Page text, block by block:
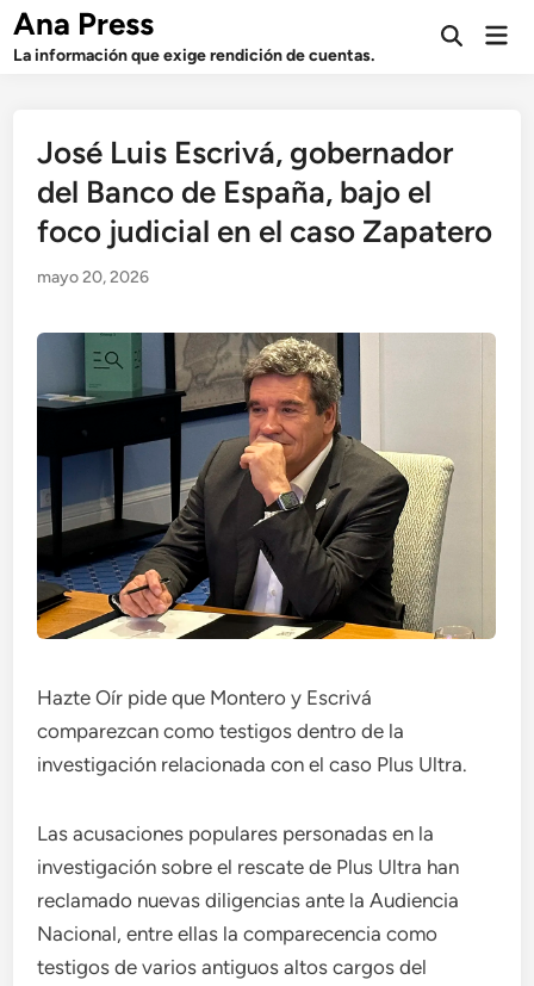
Saltar
contenido
Ana Press
La información que exige rendición de cuentas.
Abrir
José Luis Escrivá, gobernador
del Banco de España, bajo el
foco judicial en el caso Zapatero
mayo 20, 2026
Hazte Oír pide que Montero y Escrivá
comparezcan como testigos dentro de la
investigación relacionada con el caso Plus Ultra.
Las acusaciones populares personadas en la
investigación sobre el rescate de Plus Ultra han
reclamado nuevas diligencias ante la Audiencia
Nacional, entre ellas la comparecencia como
testigos de varios antiguos altos cargos del